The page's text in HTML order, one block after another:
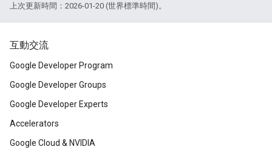
上次更新時間：2026-01-20 (世界標準時間)。
互動交流
Google Developer Program
Google Developer Groups
Google Developer Experts
Accelerators
Google Cloud & NVIDIA